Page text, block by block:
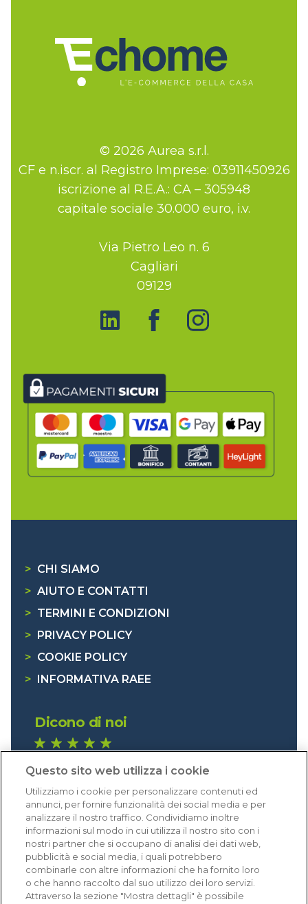
© 2026 Aurea s.r.l.
CF e n.iscr. al Registro Imprese: 03911450926
iscrizione al R.E.A.: CA – 305948
capitale sociale 30.000 euro, i.v.
Via Pietro Leo n. 6
Cagliari
09129
> CHI SIAMO
> AIUTO E CONTATTI
> TERMINI E CONDIZIONI
>
PRIVACY POLICY
> COOKIE POLICY
>
INFORMATIVA RAEE
Dicono di noi
Eccellente (4,8)
Acquisti verificati
Questo sito web utilizza i cookie
Utilizziamo i cookie per personalizzare contenuti ed
annunci, per fornire funzionalità dei social media e per
analizzare il nostro traffico. Condividiamo inoltre
informazioni sul modo in cui utilizza il nostro sito con i
nostri partner che si occupano di analisi dei dati web,
pubblicità e social media, i quali potrebbero
combinarle con altre informazioni che ha fornito loro
o che hanno raccolto dal suo utilizzo dei loro servizi.
Attraverso la sezione "Mostra dettagli" è possibile